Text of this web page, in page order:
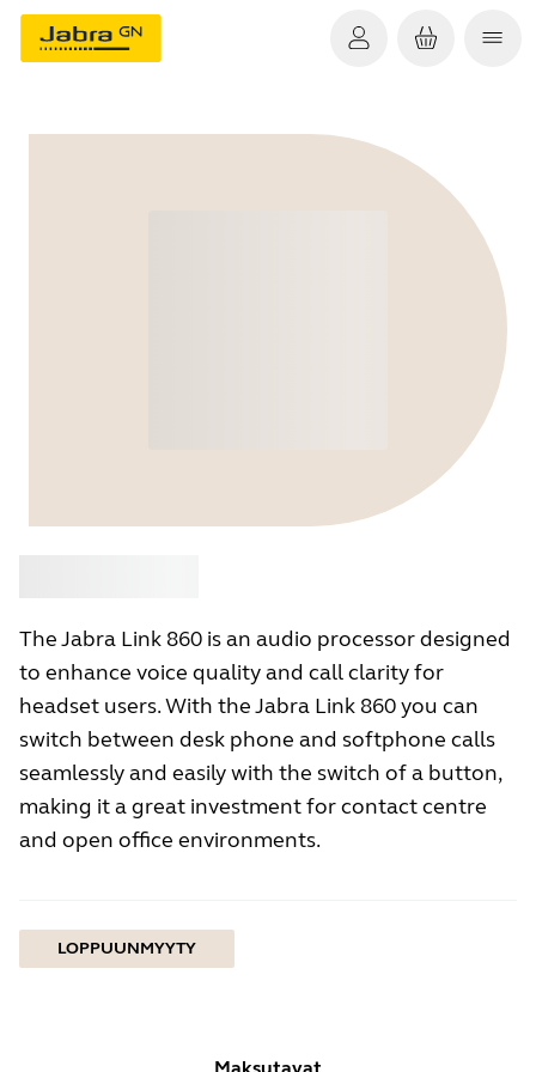
The Jabra Link 860 is an audio processor designed
to enhance voice quality and call clarity for
headset users. With the Jabra Link 860 you can
switch between desk phone and softphone calls
seamlessly and easily with the switch of a button,
making it a great investment for contact centre
and open office environments.
LOPPUUNMYYTY